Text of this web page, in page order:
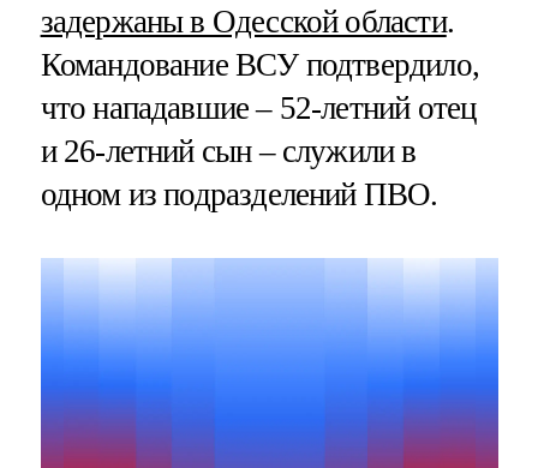
задержаны в Одесской области.
Командование ВСУ подтвердило,
что нападавшие – 52-летний отец
и 26-летний сын – служили в
одном из подразделений ПВО.